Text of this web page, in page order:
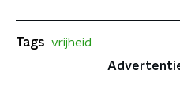
Tags vrijheid